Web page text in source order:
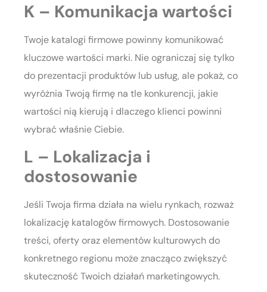
K – Komunikacja wartości
Twoje katalogi firmowe powinny komunikować
kluczowe wartości marki. Nie ograniczaj się tylko
do prezentacji produktów lub usług, ale pokaż, co
wyróżnia Twoją firmę na tle konkurencji, jakie
wartości nią kierują i dlaczego klienci powinni
wybrać właśnie Ciebie.
L – Lokalizacja i
dostosowanie
Jeśli Twoja firma działa na wielu rynkach, rozważ
lokalizację katalogów firmowych. Dostosowanie
treści, oferty oraz elementów kulturowych do
konkretnego regionu może znacząco zwiększyć
skuteczność Twoich działań marketingowych.